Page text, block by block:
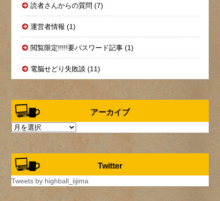
読者さんからの質問 (7)
運営者情報 (1)
閲覧限定!!!!!要パスワード記事 (1)
電脳せどり失敗談 (11)
アーカイブ
ア
イ
ブ
Twitter
Tweets by highball_iijima